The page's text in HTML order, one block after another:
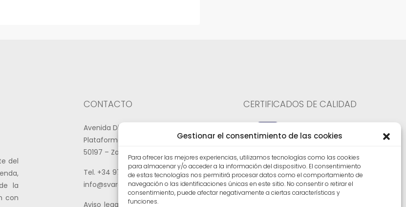
Gestionar el consentimiento de las cookies
Para ofrecer las mejores experiencias, utilizamos tecnologías como las cookies
para almacenar y/o acceder a la información del dispositivo. El consentimiento
de estas tecnologías nos permitirá procesar datos como el comportamiento de
navegación o las identificaciones únicas en este sitio. No consentir o retirar el
consentimiento, puede afectar negativamente a ciertas características y
funciones.
del
la
con
CONTACTO
Avenida Diagonal Plaza, 30.
Plataforma Logística de Zaragoza
50197 – Zaragoza
Tel. +34 976 204 930
info@svaragon.com
Aviso legal Política de privacidad |
CERTIFICADOS DE CALIDAD